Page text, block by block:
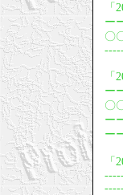
「
ー
〇
「
ー
〇
ー
ー
「